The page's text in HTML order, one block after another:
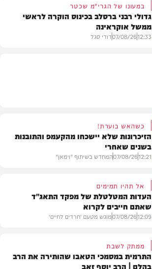
במעונו של הגרי"מ שכטר
גדולי רבני ברסלב בכינוס הוקרה לראשי
ממשל אוקראינה
12:33
07/08/26דודי סגל
כשהאש בוערת!
הזיכרונות שלא יישכחו מהקעמפ והתובנות
בשנים שאחרי
12:21
07/08/26המחדש בשיתוף "וימאן"
אל תהיו תמימים
העדות המטלטלת של מפקד התאג"ד
שאתם חייבים לקרוא
12:09
07/08/26מוגש מטעם 'חרדים לחיים'
ממתק לשבת
התרמית במסמכי הטאבו שהותירה את הרב
בהלם | הרב יוסף זאב